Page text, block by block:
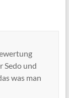
Sedo und
was man